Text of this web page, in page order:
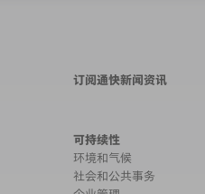
订阅通快新闻资讯
可持续性
环境和气候
社会和公共事务